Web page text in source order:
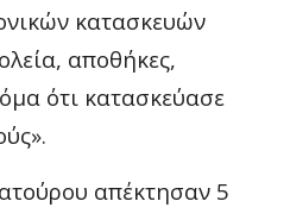
κατασκευών
αποθήκες,
ότι κατασκεύασε
απέκτησαν 5